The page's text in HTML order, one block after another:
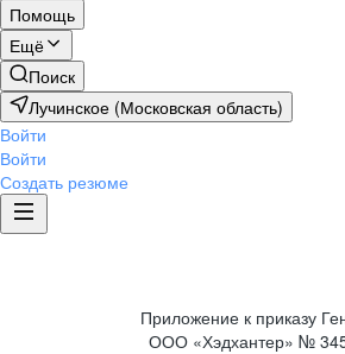
Помощь
Ещё
Поиск
Лучинское (Московская область)
Войти
Войти
Создать резюме
Приложение к приказу
ООО «Хэдхантер» №